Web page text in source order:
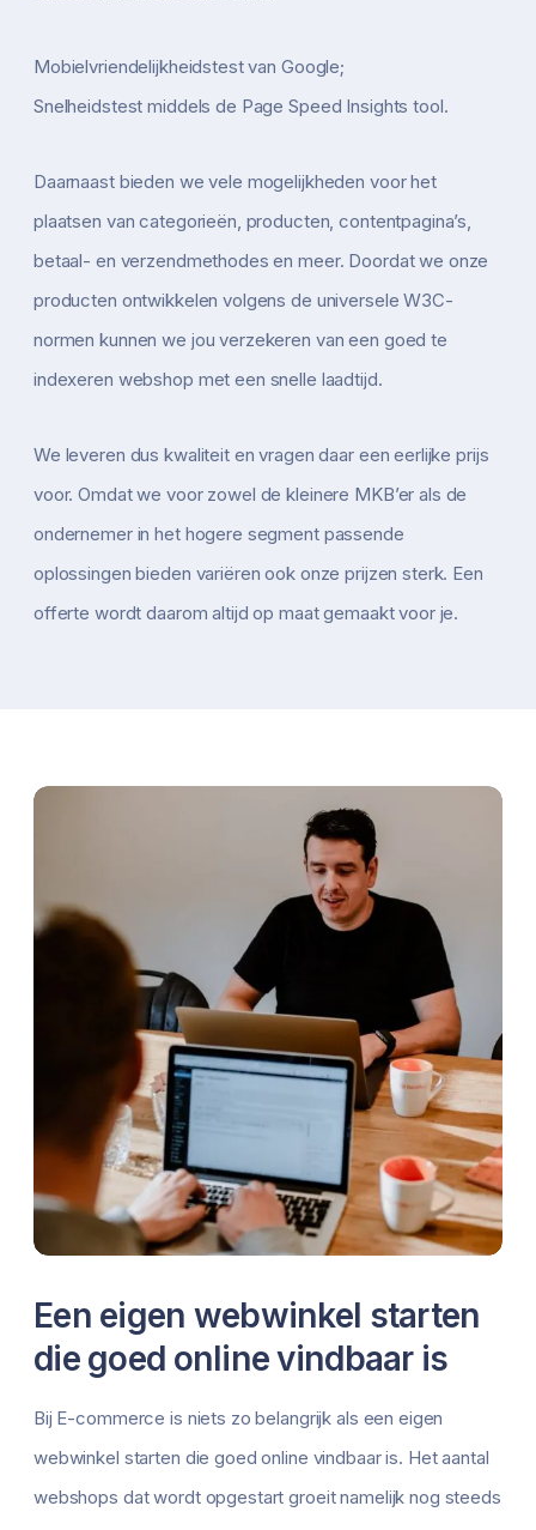
Mobielvriendelijkheidstest van Google;
Snelheidstest middels de Page Speed Insights tool.
Daarnaast bieden we vele mogelijkheden voor het
plaatsen van categorieën, producten, contentpagina’s,
betaal- en verzendmethodes en meer. Doordat we onze
producten ontwikkelen volgens de universele W3C-
normen kunnen we jou verzekeren van een goed te
indexeren webshop met een snelle laadtijd.
We leveren dus kwaliteit en vragen daar een eerlijke prijs
voor. Omdat we voor zowel de kleinere MKB’er als de
ondernemer in het hogere segment passende
oplossingen bieden variëren ook onze prijzen sterk. Een
offerte wordt daarom altijd op maat gemaakt voor je.
Een eigen webwinkel starten
die goed online vindbaar is
Bij E-commerce is niets zo belangrijk als een eigen
webwinkel starten die goed online vindbaar is. Het aantal
webshops dat wordt opgestart groeit namelijk nog steeds